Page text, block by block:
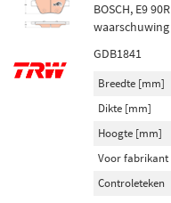
BOSCH, E9
GDB1841
Breedte [mm]
Dikte [mm]
Hoogte [mm]
Voor fabrikant
Controleteken